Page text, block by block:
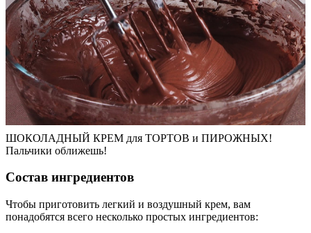
ШОКОЛАДНЫЙ КРЕМ для ТОРТОВ и ПИРОЖНЫХ!
Пальчики оближешь!
Состав ингредиентов
Чтобы приготовить легкий и воздушный крем, вам
понадобятся всего несколько простых ингредиентов: